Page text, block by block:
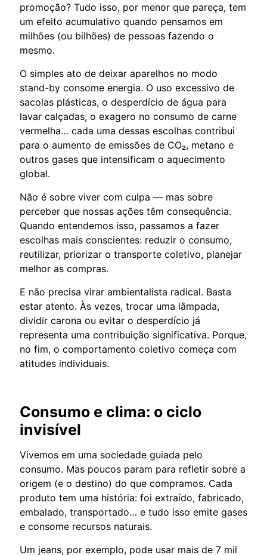
promoção? Tudo isso, por menor que pareça, tem
um efeito acumulativo quando pensamos em
milhões (ou bilhões) de pessoas fazendo o
mesmo.
O simples ato de deixar aparelhos no modo
stand-by consome energia. O uso excessivo de
sacolas plásticas, o desperdício de água para
lavar calçadas, o exagero no consumo de carne
vermelha… cada uma dessas escolhas contribui
para o aumento de emissões de CO₂, metano e
outros gases que intensificam o aquecimento
global.
Não é sobre viver com culpa — mas sobre
perceber que nossas ações têm consequência.
Quando entendemos isso, passamos a fazer
escolhas mais conscientes: reduzir o consumo,
reutilizar, priorizar o transporte coletivo, planejar
melhor as compras.
E não precisa virar ambientalista radical. Basta
estar atento. Às vezes, trocar uma lâmpada,
dividir carona ou evitar o desperdício já
representa uma contribuição significativa. Porque,
no fim, o comportamento coletivo começa com
atitudes individuais.
Consumo e clima: o ciclo
invisível
Vivemos em uma sociedade guiada pelo
consumo. Mas poucos param para refletir sobre a
origem (e o destino) do que compramos. Cada
produto tem uma história: foi extraído, fabricado,
embalado, transportado… e tudo isso emite gases
e consome recursos naturais.
Um jeans, por exemplo, pode usar mais de 7 mil